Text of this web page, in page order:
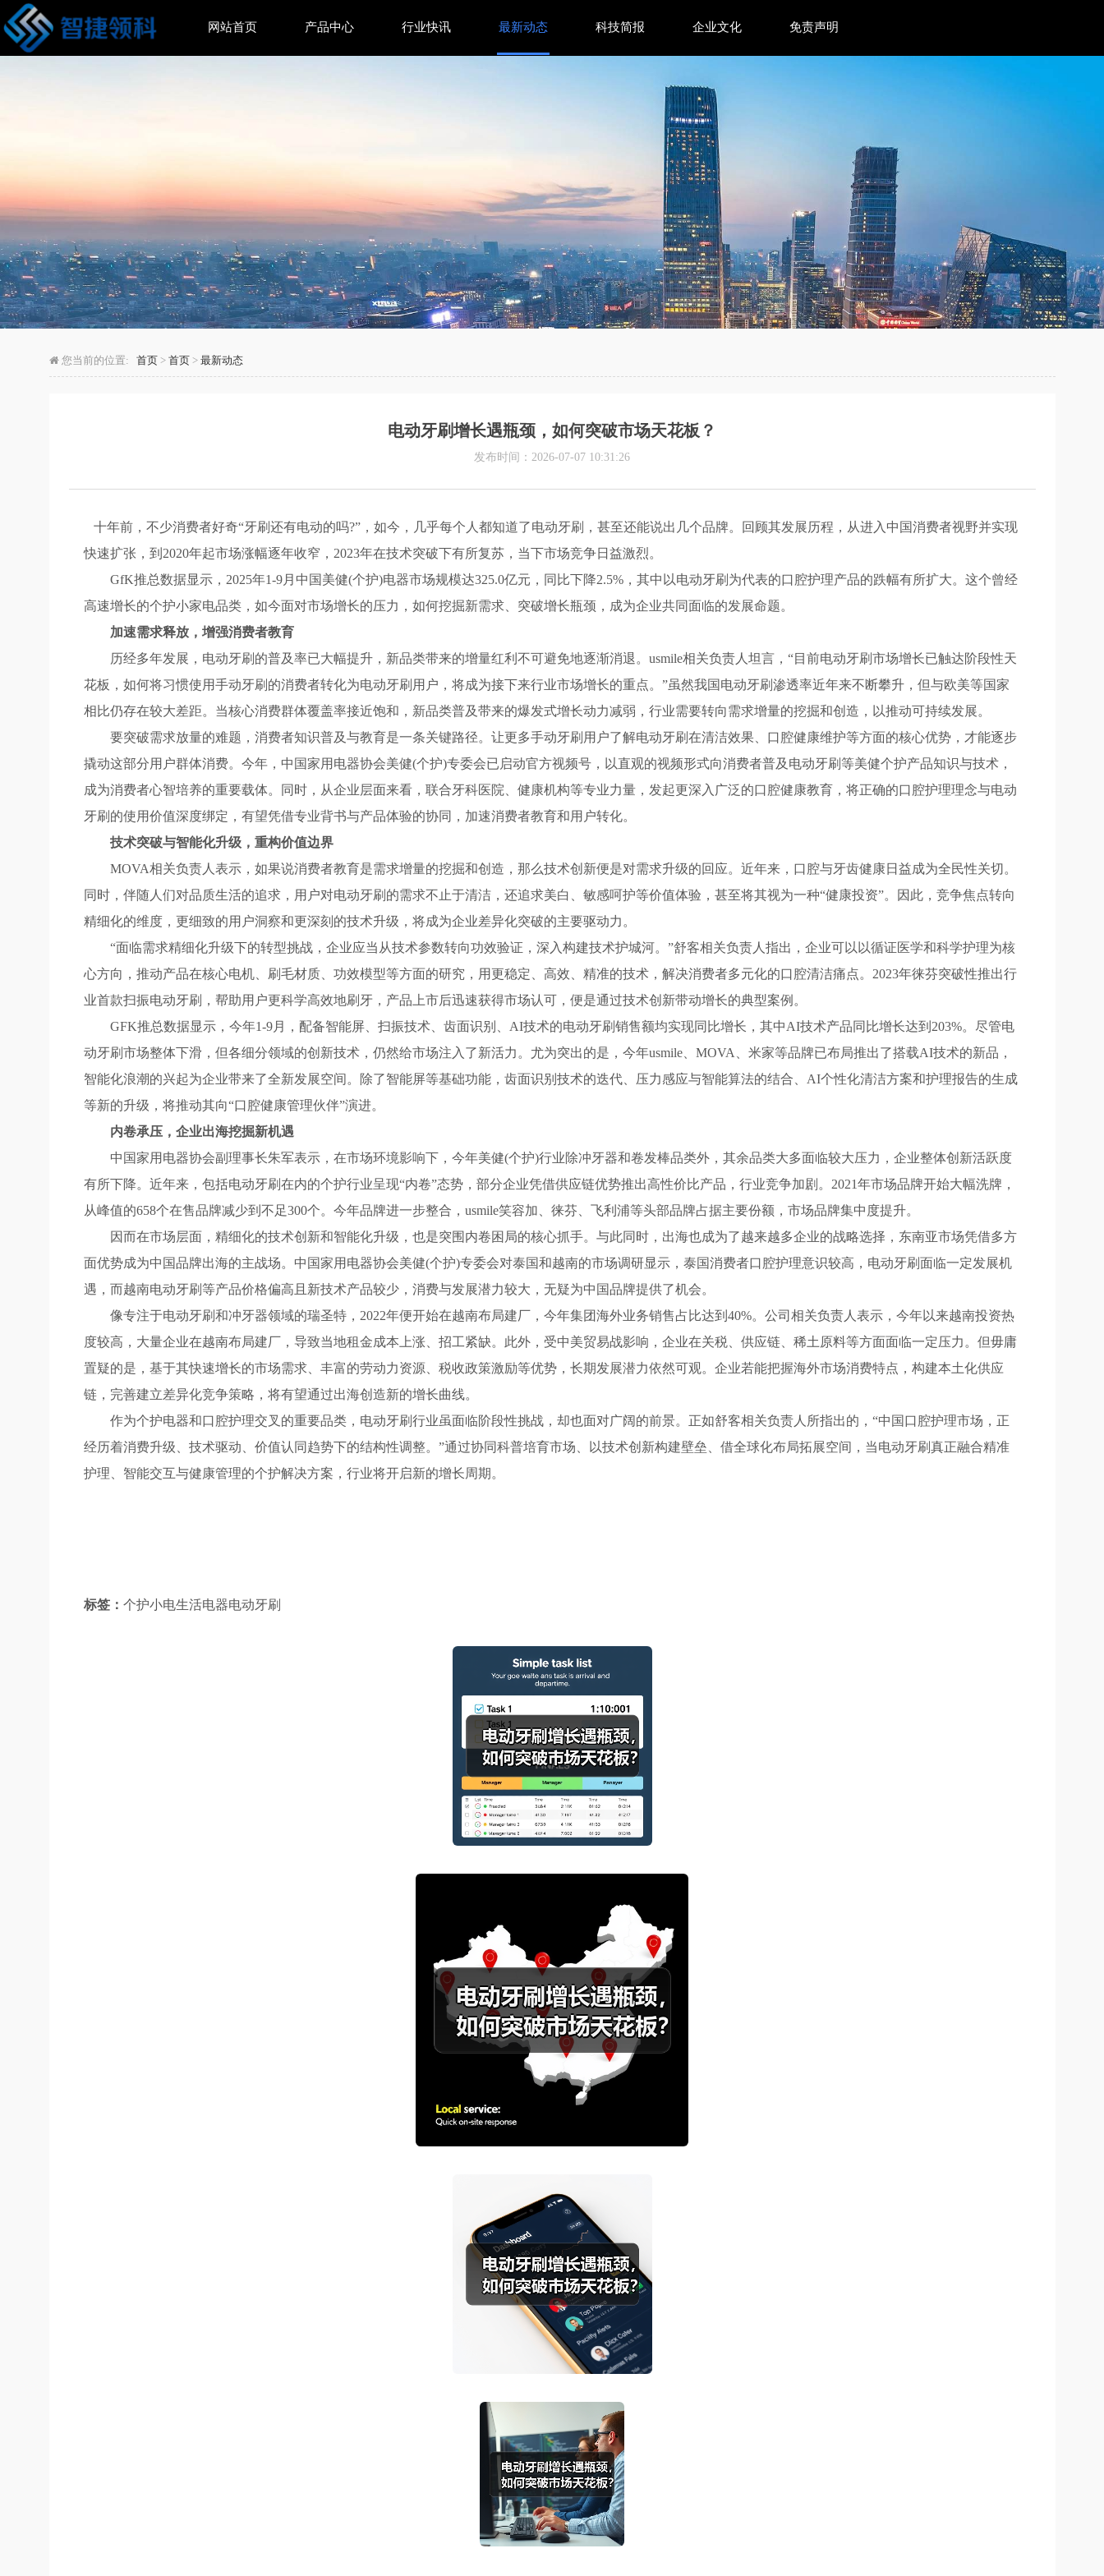
电动牙刷增长遇瓶颈，如何突破市场天花板？
网站首页 产品中心 行业快讯 最新动态 科技简报 企业文化 免责声明
您当前的位置: 首页 > 首页 > 最新动态
电动牙刷增长遇瓶颈，如何突破市场天花板？
发布时间：2026-07-07 10:31:26
十年前，不少消费者好奇“牙刷还有电动的吗?”，如今，几乎每个人都知道了电动牙刷，甚至还能说出几个品牌。回顾其发展历程，从进入中国消费者视野并实现
快速扩张，到2020年起市场涨幅逐年收窄，2023年在技术突破下有所复苏，当下市场竞争日益激烈。
GfK推总数据显示，2025年1-9月中国美健(个护)电器市场规模达325.0亿元，同比下降2.5%，其中以电动牙刷为代表的口腔护理产品的跌幅有所扩大。这个曾经
高速增长的个护小家电品类，如今面对市场增长的压力，如何挖掘新需求、突破增长瓶颈，成为企业共同面临的发展命题。
加速需求释放，增强消费者教育
历经多年发展，电动牙刷的普及率已大幅提升，新品类带来的增量红利不可避免地逐渐消退。usmile相关负责人坦言，“目前电动牙刷市场增长已触达阶段性天
花板，如何将习惯使用手动牙刷的消费者转化为电动牙刷用户，将成为接下来行业市场增长的重点。”虽然我国电动牙刷渗透率近年来不断攀升，但与欧美等国家
相比仍存在较大差距。当核心消费群体覆盖率接近饱和，新品类普及带来的爆发式增长动力减弱，行业需要转向需求增量的挖掘和创造，以推动可持续发展。
要突破需求放量的难题，消费者知识普及与教育是一条关键路径。让更多手动牙刷用户了解电动牙刷在清洁效果、口腔健康维护等方面的核心优势，才能逐步
撬动这部分用户群体消费。今年，中国家用电器协会美健(个护)专委会已启动官方视频号，以直观的视频形式向消费者普及电动牙刷等美健个护产品知识与技术，
成为消费者心智培养的重要载体。同时，从企业层面来看，联合牙科医院、健康机构等专业力量，发起更深入广泛的口腔健康教育，将正确的口腔护理理念与电动
牙刷的使用价值深度绑定，有望凭借专业背书与产品体验的协同，加速消费者教育和用户转化。
技术突破与智能化升级，重构价值边界
MOVA相关负责人表示，如果说消费者教育是需求增量的挖掘和创造，那么技术创新便是对需求升级的回应。近年来，口腔与牙齿健康日益成为全民性关切。
同时，伴随人们对品质生活的追求，用户对电动牙刷的需求不止于清洁，还追求美白、敏感呵护等价值体验，甚至将其视为一种“健康投资”。因此，竞争焦点转向
精细化的维度，更细致的用户洞察和更深刻的技术升级，将成为企业差异化突破的主要驱动力。
“面临需求精细化升级下的转型挑战，企业应当从技术参数转向功效验证，深入构建技术护城河。”舒客相关负责人指出，企业可以以循证医学和科学护理为核
心方向，推动产品在核心电机、刷毛材质、功效模型等方面的研究，用更稳定、高效、精准的技术，解决消费者多元化的口腔清洁痛点。2023年徕芬突破性推出行
业首款扫振电动牙刷，帮助用户更科学高效地刷牙，产品上市后迅速获得市场认可，便是通过技术创新带动增长的典型案例。
GFK推总数据显示，今年1-9月，配备智能屏、扫振技术、齿面识别、AI技术的电动牙刷销售额均实现同比增长，其中AI技术产品同比增长达到203%。尽管电
动牙刷市场整体下滑，但各细分领域的创新技术，仍然给市场注入了新活力。尤为突出的是，今年usmile、MOVA、米家等品牌已布局推出了搭载AI技术的新品，
智能化浪潮的兴起为企业带来了全新发展空间。除了智能屏等基础功能，齿面识别技术的迭代、压力感应与智能算法的结合、AI个性化清洁方案和护理报告的生成
等新的升级，将推动其向“口腔健康管理伙伴”演进。
内卷承压，企业出海挖掘新机遇
中国家用电器协会副理事长朱军表示，在市场环境影响下，今年美健(个护)行业除冲牙器和卷发棒品类外，其余品类大多面临较大压力，企业整体创新活跃度
有所下降。近年来，包括电动牙刷在内的个护行业呈现“内卷”态势，部分企业凭借供应链优势推出高性价比产品，行业竞争加剧。2021年市场品牌开始大幅洗牌，
从峰值的658个在售品牌减少到不足300个。今年品牌进一步整合，usmile笑容加、徕芬、飞利浦等头部品牌占据主要份额，市场品牌集中度提升。
因而在市场层面，精细化的技术创新和智能化升级，也是突围内卷困局的核心抓手。与此同时，出海也成为了越来越多企业的战略选择，东南亚市场凭借多方
面优势成为中国品牌出海的主战场。中国家用电器协会美健(个护)专委会对泰国和越南的市场调研显示，泰国消费者口腔护理意识较高，电动牙刷面临一定发展机
遇，而越南电动牙刷等产品价格偏高且新技术产品较少，消费与发展潜力较大，无疑为中国品牌提供了机会。
像专注于电动牙刷和冲牙器领域的瑞圣特，2022年便开始在越南布局建厂，今年集团海外业务销售占比达到40%。公司相关负责人表示，今年以来越南投资热
度较高，大量企业在越南布局建厂，导致当地租金成本上涨、招工紧缺。此外，受中美贸易战影响，企业在关税、供应链、稀土原料等方面面临一定压力。但毋庸
置疑的是，基于其快速增长的市场需求、丰富的劳动力资源、税收政策激励等优势，长期发展潜力依然可观。企业若能把握海外市场消费特点，构建本土化供应
链，完善建立差异化竞争策略，将有望通过出海创造新的增长曲线。
作为个护电器和口腔护理交叉的重要品类，电动牙刷行业虽面临阶段性挑战，却也面对广阔的前景。正如舒客相关负责人所指出的，“中国口腔护理市场，正
经历着消费升级、技术驱动、价值认同趋势下的结构性调整。”通过协同科普培育市场、以技术创新构建壁垒、借全球化布局拓展空间，当电动牙刷真正融合精准
护理、智能交互与健康管理的个护解决方案，行业将开启新的增长周期。
标签： 个护小电生活电器电动牙刷